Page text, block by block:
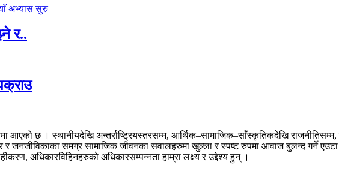
र..
छ । स्थानीयदेखि अन्तर्राष्ट्रियस्तरसम्म, आर्थिक–सामाजिक–साँस्कृतिकदेखि राजनीतिसम्म,
र जनजीविकाका समग्र सामाजिक जीवनका सवालहरुमा खुल्ला र स्पष्ट रुपमा आवाज बुलन्द गर्ने
अधिकारविहिनहरुको अधिकारसम्पन्नता हाम्रा लक्ष्य र उद्देश्य हुन् ।